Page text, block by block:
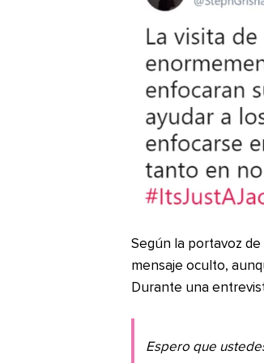
Según la portavoz
mensaje oculto,
Durante una
Espero que